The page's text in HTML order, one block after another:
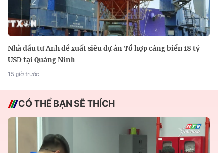
Nhà đầu tư Anh đề xuất siêu dự án Tổ hợp cảng biển 18 tỷ
USD tại Quảng Ninh
15 giờ trước
CÓ THỂ BẠN SẼ THÍCH